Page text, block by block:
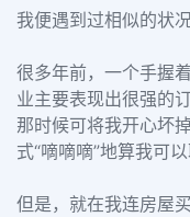
我便遇到过相似的状况
很多年前，一个手握
业主要表现出很强的订
那时候可将我开心坏
式“嘀嘀嘀”地算我可
但是，就在我连房屋